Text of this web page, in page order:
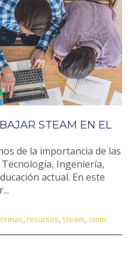
STEAM EN EL
de la importancia de las
Tecnología, Ingeniería,
actual. En este
,recursos, steam, stem